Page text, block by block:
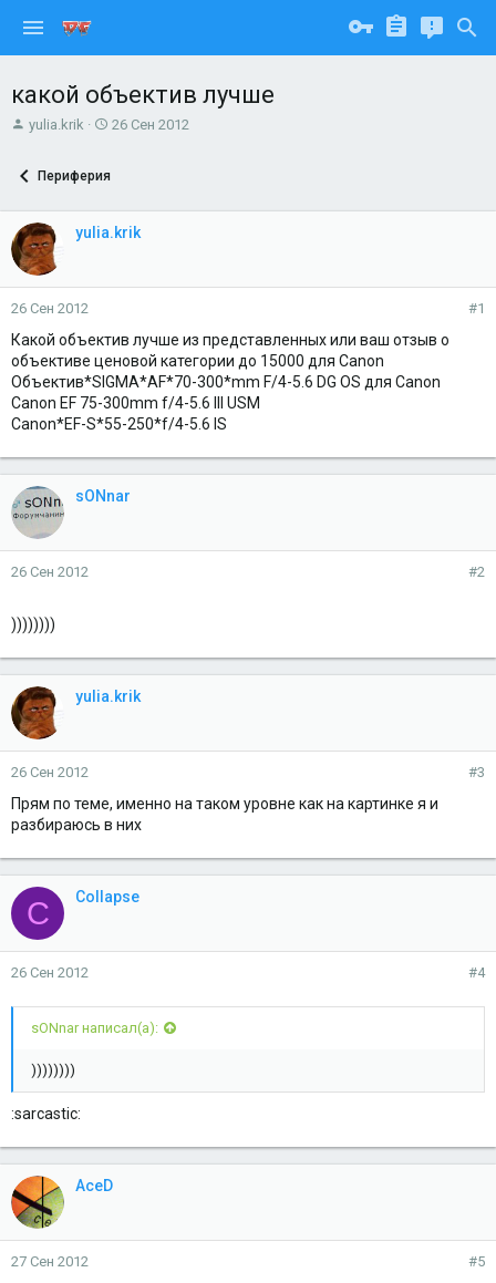
какой объектив лучше
А
о
т
е
м
ы
yulia.krik
Д
а
ч
л
26 Сен 2012
Периферия
yulia.krik
26 Сен 2012 #1
Какой объектив лучше из представленных или ваш отзыв о
объективе ценовой категории до 15000 для Canon
Объектив*SIGMA*AF*70-300*mm F/4-5.6 DG OS для Canon
Canon EF 75-300mm f/4-5.6 III USM
Canon*EF-S*55-250*f/4-5.6 IS
sONnar
26 Сен 2012 #2
))))))))
yulia.krik
26 Сен 2012 #3
Прям по теме, именно на таком уровне как на картинке я и
разбираюсь в них
C Collapse
26 Сен 2012 #4
sONnar написал(а):
))))))))
:sarcastic:
AceD
27 Сен 2012 #5